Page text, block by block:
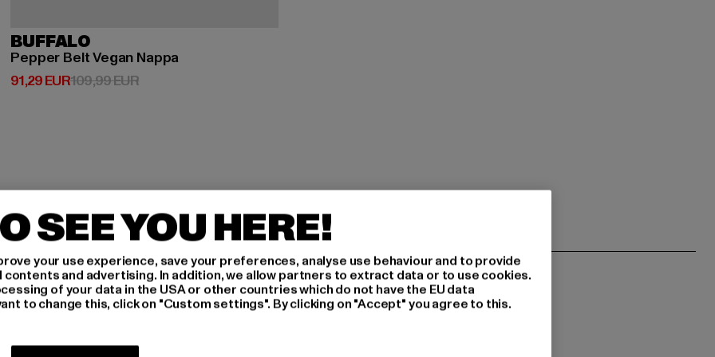
BUFFALO
Pepper Belt Vegan Nappa
91,29 EUR
Ajankohtainen hinta: 91,29 EUR
109,99 EURKampanjahinta: 109,99 EUR
SEE YOU HERE!
your use experience, save your preferences, analyse use behaviour and to provide
and advertising. In addition, we allow partners to extract data or to use cookies.
of your data in the USA or other countries which do not have the EU data
to change this, click on "Custom settings". By clicking on "Accept" you agree to this.